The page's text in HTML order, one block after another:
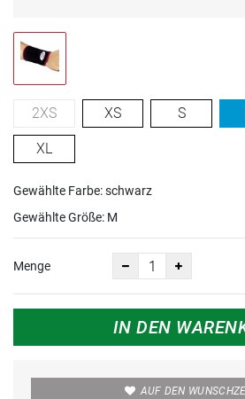
2XS XS S
XL
Gewählte Farbe: schwarz
Gewählte Größe: M
Menge
IN DEN
AUF DEN